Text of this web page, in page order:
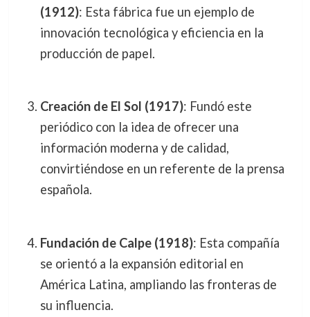
(1912): Esta fábrica fue un ejemplo de
innovación tecnológica y eficiencia en la
producción de papel.
Creación de El Sol (1917): Fundó este
periódico con la idea de ofrecer una
información moderna y de calidad,
convirtiéndose en un referente de la prensa
española.
Fundación de Calpe (1918): Esta compañía
se orientó a la expansión editorial en
América Latina, ampliando las fronteras de
su influencia.